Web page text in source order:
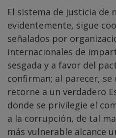
El sistema de justicia de
evidentemente, sigue
señalados por
internacionales de
sesgada y a favor del
confirman; al parecer, se
retorne a un verdadero
donde se privilegie el
a la corrupción, de tal
más vulnerable alcance